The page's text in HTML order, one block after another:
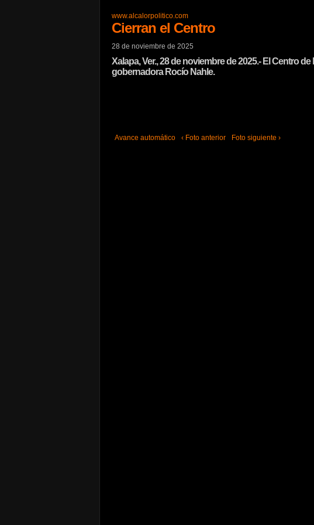
www.alcalorpolitico.com
Cierran el Centro
28 de noviembre de 2025
Xalapa, Ver., 28 de noviembre de 2025.- El Centro
gobernadora Rocío Nahle.
Avance automático ‹ Foto anterior
Foto siguiente ›